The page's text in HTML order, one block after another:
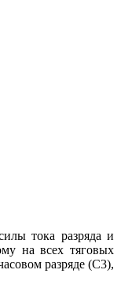
тока разряда и
на всех тяговых
разряде (С3),